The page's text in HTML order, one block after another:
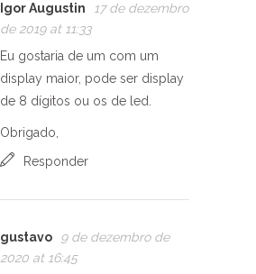
Igor Augustin
17 de dezembro
de 2019 at 11:33
Eu gostaria de um com um
display maior, pode ser display
de 8 dígitos ou os de led.
Obrigado,
Responder
gustavo
9 de dezembro de
2020 at 16:45